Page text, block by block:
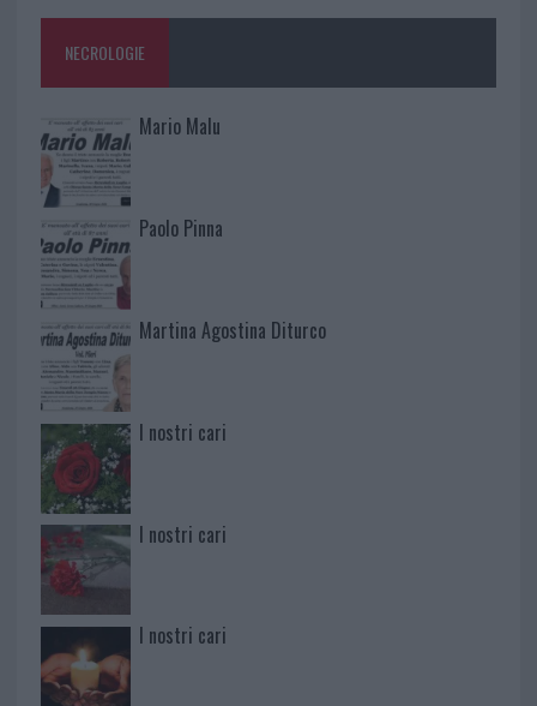
NECROLOGIE
Mario Malu
Paolo Pinna
Martina Agostina Diturco
I nostri cari
I nostri cari
I nostri cari